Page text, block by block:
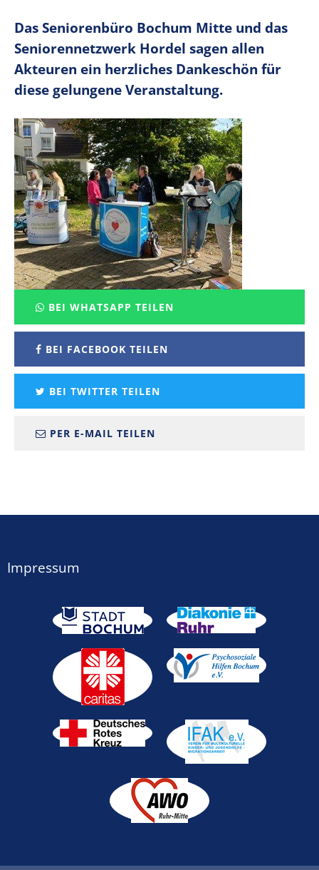
Das Seniorenbüro Bochum Mitte und das
Seniorennetzwerk Hordel sagen allen
Akteuren ein herzliches Dankeschön für
diese gelungene Veranstaltung.
BEI WHATSAPP TEILEN
BEI FACEBOOK TEILEN
BEI TWITTER TEILEN
PER E-MAIL TEILEN
Impressum